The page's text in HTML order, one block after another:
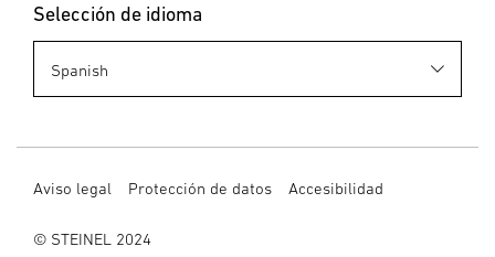
Selección de idioma
Aviso legal Protección de datos Accesibilidad
© STEINEL 2024